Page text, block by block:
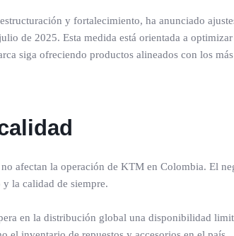
y fortalecimiento, ha anunciado
de 2025. Esta medida está orientada a
siga ofreciendo productos alineados con los
no afectan la operación de KTM en Colombia. El
la calidad de siempre.
en la distribución global una disponibilidad